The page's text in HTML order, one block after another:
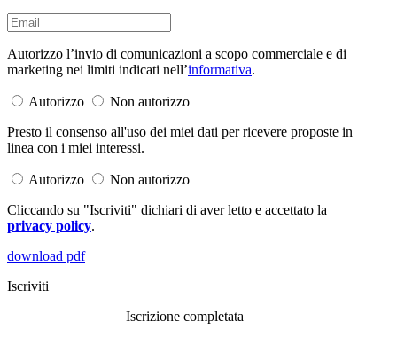
Autorizzo l’invio di comunicazioni a scopo commerciale e di
marketing nei limiti indicati nell’informativa.
Autorizzo
Non autorizzo
Presto il consenso all'uso dei miei dati per ricevere proposte in
linea con i miei interessi.
Autorizzo
Non autorizzo
Cliccando su "Iscriviti" dichiari di aver letto e accettato la
privacy policy.
download pdf
Iscriviti
Iscrizione completata